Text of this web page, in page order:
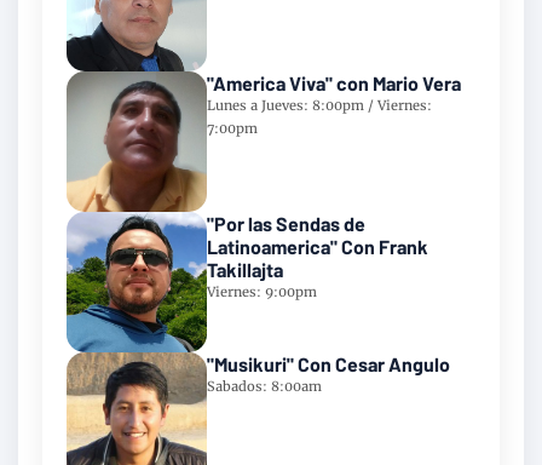
"America Viva" con Mario Vera
Lunes a Jueves: 8:00pm / Viernes:
7:00pm
"Por las Sendas de
Latinoamerica" Con Frank
Takillajta
Viernes: 9:00pm
"Musikuri" Con Cesar Angulo
Sabados: 8:00am